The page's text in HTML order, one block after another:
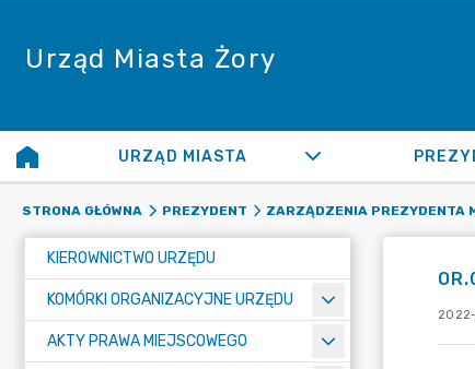
Urząd Miasta Żory
URZĄD MIASTA
STRONA GŁÓWNA PREZYDENT ZARZĄDZENIA PREZYDENTA
KIEROWNICTWO URZĘDU
KOMÓRKI ORGANIZACYJNE URZĘDU
AKTY PRAWA MIEJSCOWEGO